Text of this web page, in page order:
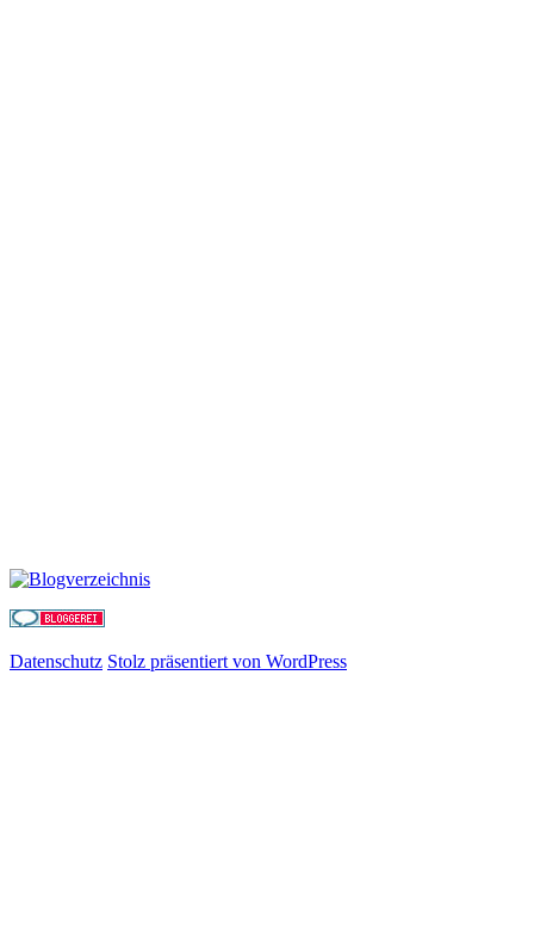
Datenschutz Stolz präsentiert von WordPress